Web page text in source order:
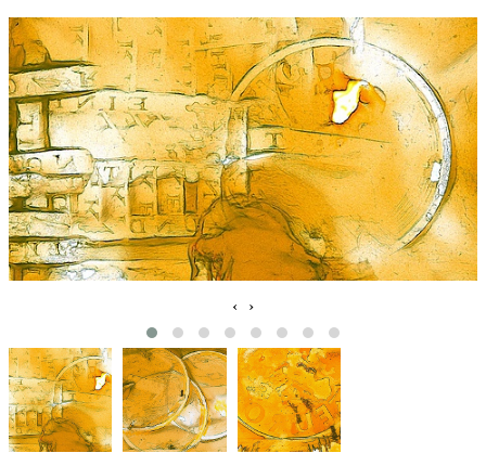
‹ ›